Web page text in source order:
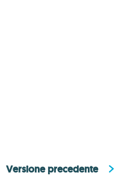
Versione precedente